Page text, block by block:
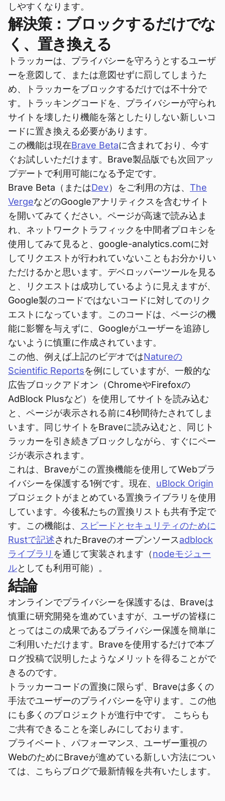
しやすくなります。
解決策：ブロックするだけでな
く、置き換える
トラッカーは、プライバシーを守ろうとするユーザ
ーを意図して、または意図せずに罰してしまうた
め、トラッカーをブロックするだけでは不十分で
す。トラッキングコードを、プライバシーが守られ
サイトを壊したり機能を落としたりしない新しいコ
ードに置き換える必要があります。
この機能は現在Brave Betaに含まれており、今す
ぐお試しいただけます。Brave製品版でも次回アッ
プデートで利用可能になる予定です。
Brave Beta（またはDev）をご利用の方は、 The
VergeなどのGoogleアナリティクスを含むサイト
を開いてみてください。ページが高速で読み込ま
れ、ネットワークトラフィックを中間者プロキシを
使用してみて見ると、google-analytics.comに対
してリクエストが行われていないこともお分かりい
ただけるかと思います。デベロッパーツールを見る
と、リクエストは成功しているように見えますが、
Google製のコードではないコードに対してのリク
エストになっています。このコードは、ページの機
能に影響を与えずに、Googleがユーザーを追跡し
ないように慎重に作成されています。
この他、例えば上記のビデオではNatureの
Scientific Reportsを例にしていますが、一般的な
広告ブロックアドオン（ChromeやFirefoxの
AdBlock Plusなど）を使用してサイトを読み込む
と、ページが表示される前に4秒間待たされてしま
います。同じサイトをBraveに読み込むと、同じト
ラッカーを引き続きブロックしながら、すぐにペー
ジが表示されます。
これは、Braveがこの置換機能を使用してWebプラ
イバシーを保護する1例です。現在、 uBlock Origin
プロジェクトがまとめている置換ライブラリを使用
しています。今後私たちの置換リストも共有予定で
す。この機能は、
スピードとセキュリティのために
Rustで記述されたBraveのオープンソースadblock
ライブラリ を通じて実装されます（nodeモジュー
ルとしても利用可能）。
結論
オンラインでプライバシーを保護するは、Braveは
慎重に研究開発を進めていますが、ユーザの皆様に
とってはこの成果であるプライバシー保護を簡単に
ご利用いただけます。Braveを使用するだけで本ブ
ログ投稿で説明したようなメリットを得ることがで
きるのです。
トラッカーコードの置換に限らず、Braveは多くの
手法でユーザーのプライバシーを守ります。この他
にも多くのプロジェクトが進行中です。 こちらも
ご共有できることを楽しみにしております。
プライベート、パフォーマンス、ユーザー重視の
WebのためにBraveが進めている新しい方法につい
ては、こちらブログで最新情報を共有いたします。